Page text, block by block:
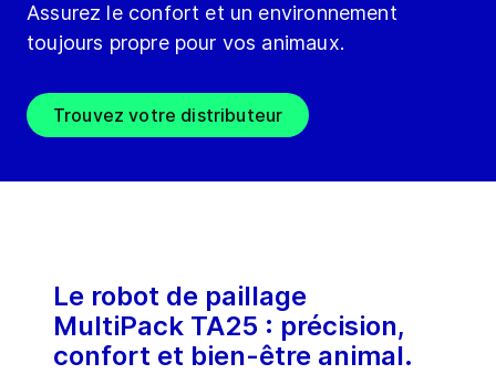
Assurez le confort et un environnement
toujours propre pour vos animaux.
Trouvez votre distributeur
Le robot de paillage
MultiPack TA25 : précision,
confort et bien-être animal.